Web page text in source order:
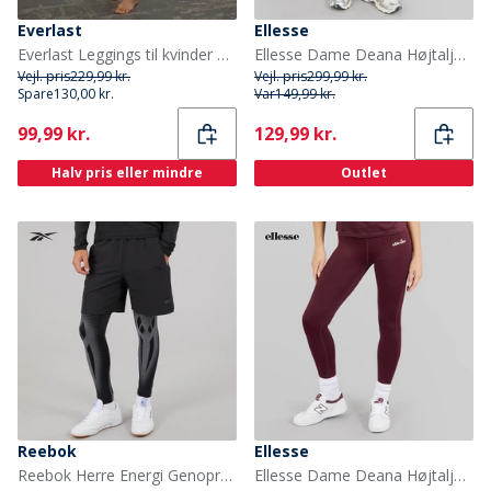
Everlast
Everlast Leggings til kvinder Sort
Vejl. pris229,99 kr.
Spare130,00 kr.
Current
99,99 kr.
Halv pris eller mindre
Ellesse
Ellesse Dame Deana Højtaljede Stramme Leggings Sort
Vejl. pris299,99 kr.
Var149,99 kr.
Current
129,99 kr.
Outlet
Reebok
Reebok Herre Energi Genopretnings System Ydeevne Tights Sort/Grå
Ellesse
Ellesse Dame Deana Højtaljede Stramme Leggings Dark Purple